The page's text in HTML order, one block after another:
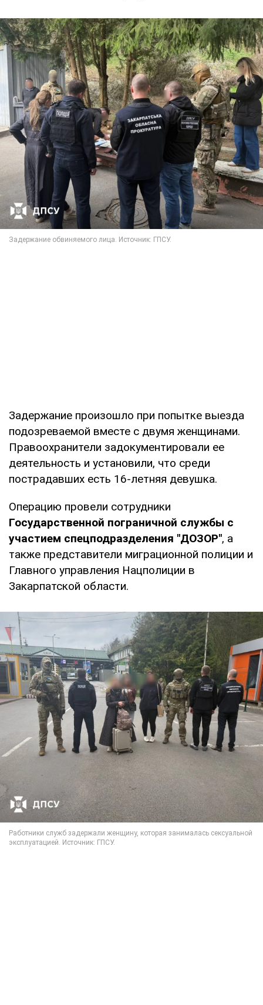
Задержание произошло при попытке выезда
подозреваемой вместе с двумя женщинами.
Правоохранители задокументировали ее
деятельность и установили, что среди
пострадавших есть 16-летняя девушка.
Операцию провели сотрудники
Государственной пограничной службы с
участием спецподразделения "ДОЗОР", а
также представители миграционной полиции и
Главного управления Нацполиции в
Закарпатской области.